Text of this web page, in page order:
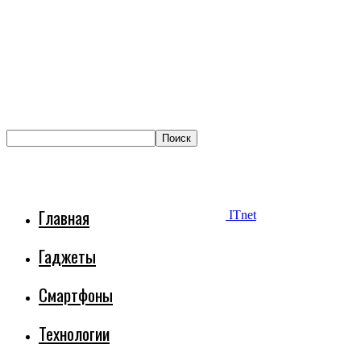
ITnet
Главная
Гаджеты
Смартфоны
Технологии